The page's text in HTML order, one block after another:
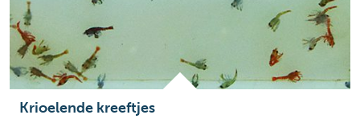
Krioelende kreeftjes